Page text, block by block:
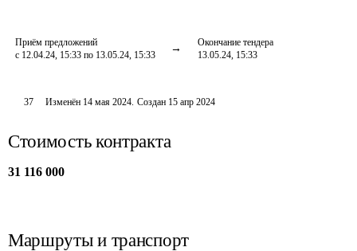
Приём предложений
с 12.04.24, 15:33 по 13.05.24, 15:33
Окончание тендера
13.05.24, 15:33
37 Изменён 14 мая 2024. Создан 15 апр 2024
Стоимость контракта
31 116 000
Маршруты и транспорт